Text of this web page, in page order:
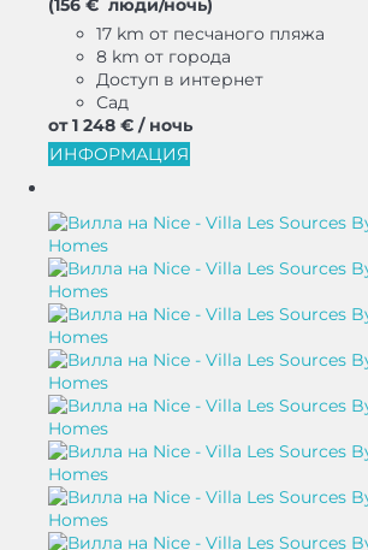
(156 € люди/ночь)
17 km от песчаного пляжа
8 km от города
Доступ в интернет
Сад
от 1 248 € / ночь
ИНФОРМАЦИЯ